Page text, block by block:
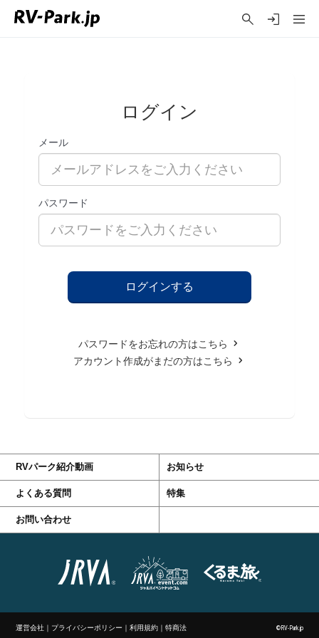
ログイン
メール
パスワード
パスワードをお忘れの方はこちら
アカウント作成がまだの方はこちら
RVパーク紹介動画 お知らせ
よくある質問 特集
お問い合わせ
運営会社 ｜ プライバシーポリシー ｜利用規約 ｜特商法 ©RV-Park.jp